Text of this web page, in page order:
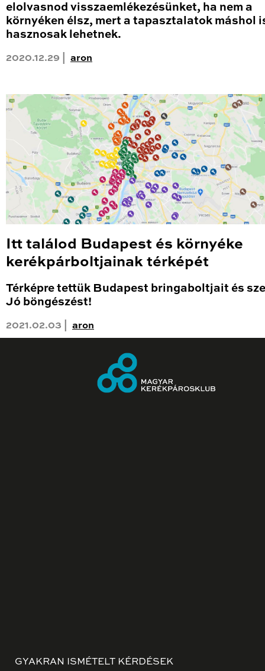
elolvasnod visszaemlékezésünket, ha nem a
környéken élsz, mert a tapasztalatok máshol
hasznosak lehetnek.
2020.12.29 | aron
Itt találod Budapest és környéke
kerékpárboltjainak térképét
Térképre tettük Budapest bringaboltjait és
Jó böngészést!
2021.02.03 | aron
GYAKRAN ISMÉTELT KÉRDÉSEK